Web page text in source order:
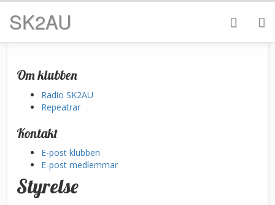
SK2AU
Om klubben
Radio SK2AU
Repeatrar
Kontakt
E-post klubben
E-post medlemmar
Styrelse